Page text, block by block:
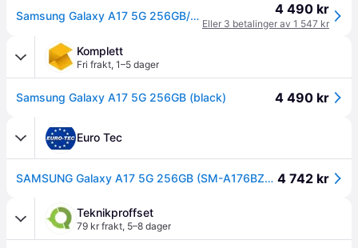
Samsung Galaxy A17 5G 256GB/8GB - Black 4 490 kr
Eller 3 betalinger av 1 547 kr
Komplett
Fri frakt, 1–5 dager
Samsung Galaxy A17 5G 256GB (black) 4 490 kr
Euro Tec
SAMSUNG Galaxy A17 5G 256GB (SM-A176BZKDEUB) 4 742 kr
Teknikproffset
79 kr frakt, 5–8 dager